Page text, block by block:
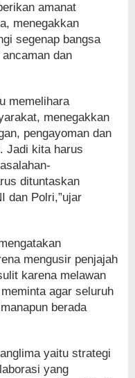
amanat
menegakkan
segenap bangsa
dan
memelihara
menegakkan
pengayoman dan
Jadi kita harus
dituntaskan
dan Polri,”ujar
mengusir penjajah
karena melawan
agar seluruh
berada
yaitu strategi
yang